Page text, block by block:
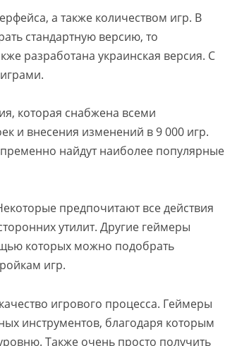
а также количеством игр. В
стандартную версию, то
разработана украинская версия. С
которая снабжена всеми
и внесения изменений в 9 000 игр.
найдут наиболее популярные
предпочитают все действия
утилит. Другие геймеры
которых можно подобрать
игр.
игрового процесса. Геймеры
инструментов, благодаря которым
Также очень просто получить